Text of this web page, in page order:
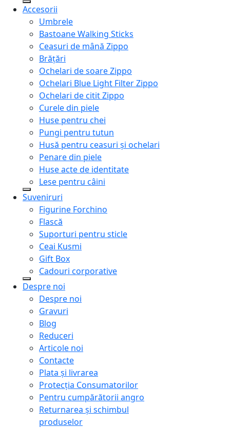
Accesorii
Umbrele
Bastoane Walking Sticks
Ceasuri de mână Zippo
Brățări
Ochelari de soare Zippo
Ochelari Blue Light Filter Zippo
Ochelari de citit Zippo
Curele din piele
Huse pentru chei
Pungi pentru tutun
Husă pentru ceasuri și ochelari
Penare din piele
Huse acte de identitate
Lese pentru câini
Suveniruri
Figurine Forchino
Flască
Suporturi pentru sticle
Ceai Kusmi
Gift Box
Cadouri corporative
Despre noi
Despre noi
Gravuri
Blog
Reduceri
Articole noi
Contacte
Plata și livrarea
Protecţia Consumatorilor
Pentru cumpărătorii angro
Returnarea și schimbul
produselor